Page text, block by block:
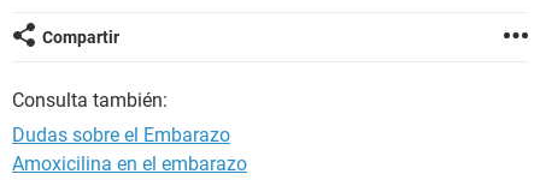
Compartir
Consulta también:
Dudas sobre el Embarazo
Amoxicilina en el embarazo